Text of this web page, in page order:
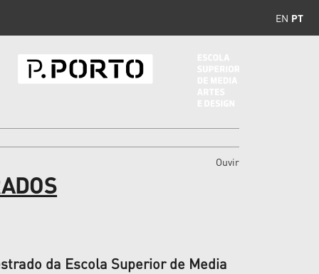
EN PT
Ouvir
da Escola Superior de Media